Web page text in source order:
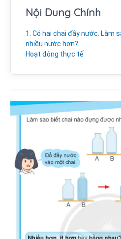
Nội Dung Chính
1. Có hai chai đầy nước. Làm
nhiều nước hơn?
Hoạt động thực tế